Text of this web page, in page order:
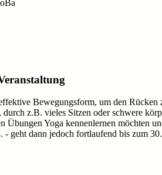
Bewegungsform, um den
z.B. vieles Sitzen oder schwere
Übungen Yoga kennenlernen möchten
- geht dann jedoch fortlaufend bis zum